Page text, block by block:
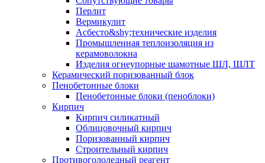
Перлит
Вермикулит
Асбесто&shy;технические изделия
Промышленная теплоизоляция из
керамоволокна
Изделия огнеупорные шамотные ШЛ, ШЛТ
Керамический поризованный блок
Пенобетонные блоки
Пенобетонные блоки (пеноблоки)
Кирпич
Кирпич силикатный
Облицовочный кирпич
Поризованный кирпич
Строительный кирпич
Противогололедный реагент